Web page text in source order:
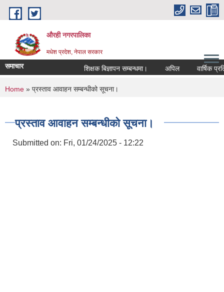
Skip to main content
औरही नगरपालिका
मधेश प्रदेश, नेपाल सरकार
समाचार शिक्षक बिज्ञापन सम्बन्धमा। अपिल वार्षिक
You are here
Home » प्रस्ताव आवाहन सम्बन्धीको सूचना।
प्रस्ताव आवाहन सम्बन्धीको सूचना।
Submitted on: Fri, 01/24/2025 - 12:22